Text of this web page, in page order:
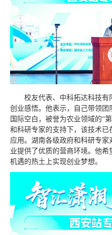
校友代表、中科拓达科技有
创业感悟。他表示，自己带领
国际空白，被誉为农业领域的“
和科研专家的支持下，该技术
应用。湖南各级政府和科研专
业提供了优质的营商环境。他
机遇的热土上实现创业梦想。